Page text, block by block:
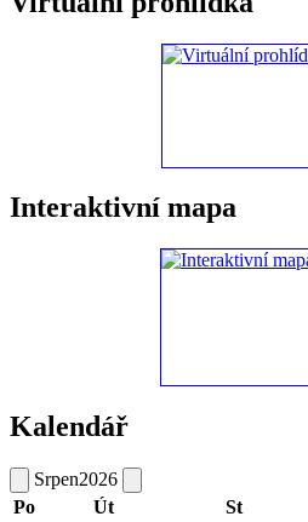
Interaktivní mapa
Kalendář
Srpen2026
Po
Út St